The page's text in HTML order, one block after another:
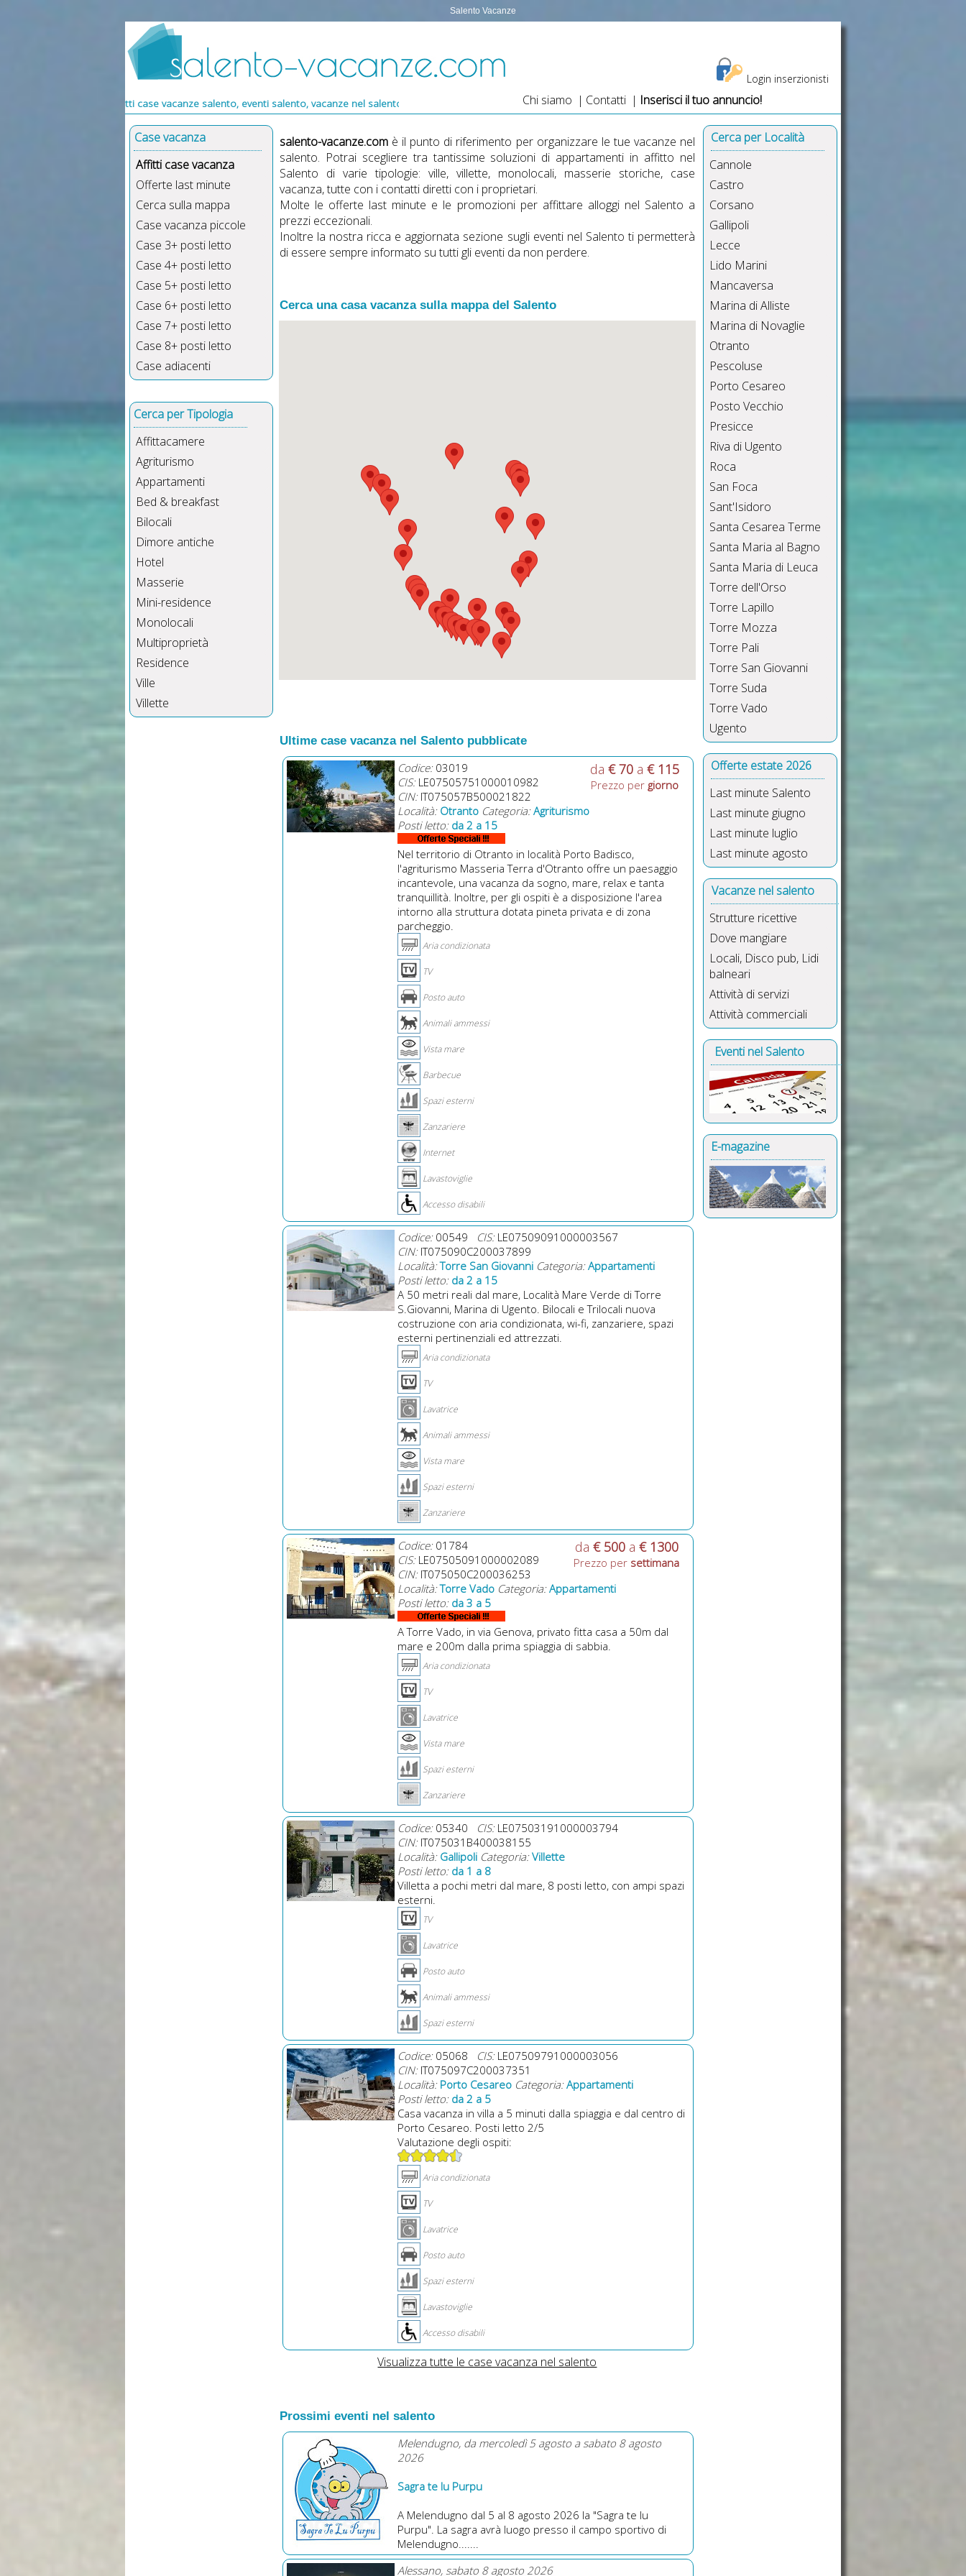
Salento Vacanze
Login inserzionisti
Chi siamo | Contatti | Inserisci il tuo annuncio!
affitti case vacanze salento, eventi salento, vacanze nel salento, strutture ricettive nel salento
Case vacanza
Affitti case vacanza
Offerte last minute
Cerca sulla mappa
Case vacanza piccole
Case 3+ posti letto
Case 4+ posti letto
Case 5+ posti letto
Case 6+ posti letto
Case 7+ posti letto
Case 8+ posti letto
Case adiacenti
Cerca per Tipologia
Affittacamere
Agriturismo
Appartamenti
Bed & breakfast
Bilocali
Dimore antiche
Hotel
Masserie
Mini-residence
Monolocali
Multiproprietà
Residence
Ville
Villette
salento-vacanze.comè il punto di riferimento per organizzare le tue vacanze nel
salento. Potrai scegliere tra tantissime soluzioni di appartamenti in affitto nel
Salento di varie tipologie: ville, villette, monolocali, masserie storiche, case
vacanza, tutte con i contatti diretti con i proprietari.
Molte le offerte last minute e le promozioni per affittare alloggi nel Salento a
prezzi eccezionali.
Inoltre la nostra ricca e aggiornata sezione sugli eventi nel Salento ti permetterà
di essere sempre informato su tutti gli eventi da non perdere.
Cerca una casa vacanza sulla mappa del Salento
Ultime case vacanza nel Salento pubblicate
da€ 70 a€ 115
Prezzo pergiorno
Codice:03019
CIS:LE07505751000010982
CIN:IT075057B500021822
Località: Otranto Categoria: Agriturismo
Posti letto: da 2 a 15
Nel territorio di Otranto in località Porto Badisco,
l'agriturismo Masseria Terra d'Otranto offre un paesaggio
incantevole, una vacanza da sogno, mare, relax e tanta
tranquillità. Inoltre, per gli ospiti è a disposizione l'area
intorno alla struttura dotata pineta privata e di zona
parcheggio.
Aria condizionata
TV
Posto auto
Animali ammessi
Vista mare
Barbecue
Spazi esterni
Zanzariere
Internet
Lavastoviglie
Accesso disabili
Codice:00549 CIS:LE07509091000003567
CIN:IT075090C200037899
Località: Torre San Giovanni Categoria: Appartamenti
Posti letto: da 2 a 15
A 50 metri reali dal mare, Località Mare Verde di Torre
S.Giovanni, Marina di Ugento. Bilocali e Trilocali nuova
costruzione con aria condizionata, wi-fi, zanzariere, spazi
esterni pertinenziali ed attrezzati.
Aria condizionata
TV
Lavatrice
Animali ammessi
Vista mare
Spazi esterni
Zanzariere
da € 500a € 1300
Prezzo per settimana
Codice:01784
CIS:LE07505091000002089
CIN:IT075050C200036253
Località: Torre Vado Categoria: Appartamenti
Posti letto: da 3 a 5
A Torre Vado, in via Genova, privato fitta casa a 50m dal
mare e 200m dalla prima spiaggia di sabbia.
Aria condizionata
TV
Lavatrice
Vista mare
Spazi esterni
Zanzariere
Codice:05340 CIS:LE07503191000003794
CIN:IT075031B400038155
Località: Gallipoli Categoria: Villette
Posti letto: da 1 a 8
Villetta a pochi metri dal mare, 8 posti letto, con ampi spazi
esterni.
TV
Lavatrice
Posto auto
Animali ammessi
Spazi esterni
Codice:05068 CIS:LE07509791000003056
CIN:IT075097C200037351
Località: Porto Cesareo Categoria: Appartamenti
Posti letto: da 2 a 5
Casa vacanza in villa a 5 minuti dalla spiaggia e dal centro di
Porto Cesareo. Posti letto 2/5
Valutazione degli ospiti:
Aria condizionata
TV
Lavatrice
Posto auto
Spazi esterni
Lavastoviglie
Accesso disabili
Visualizza tutte le case vacanza nel salento
Prossimi eventi nel salento
Melendugno, da mercoledì 5 agosto a sabato 8 agosto
2026
Sagra te lu Purpu
A Melendugno dal 5 al 8 agosto 2026 la "Sagra te lu
Purpu". La sagra avrà luogo presso il campo sportivo di
Melendugno.......
Alessano, sabato 8 agosto 2026
Cerca per Località
Cannole
Castro
Corsano
Gallipoli
Lecce
Lido Marini
Mancaversa
Marina di Alliste
Marina di Novaglie
Otranto
Pescoluse
Porto Cesareo
Posto Vecchio
Presicce
Riva di Ugento
Roca
San Foca
Sant'Isidoro
Santa Cesarea Terme
Santa Maria al Bagno
Santa Maria di Leuca
Torre dell'Orso
Torre Lapillo
Torre Mozza
Torre Pali
Torre San Giovanni
Torre Suda
Torre Vado
Ugento
Offerte estate 2026
Last minute Salento
Last minute giugno
Last minute luglio
Last minute agosto
Vacanze nel salento
Strutture ricettive
Dove mangiare
Locali, Disco pub, Lidi
balneari
Attività di servizi
Attività commerciali
Eventi nel Salento
E-magazine